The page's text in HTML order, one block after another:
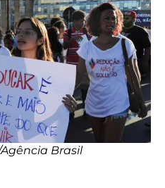
Brasil